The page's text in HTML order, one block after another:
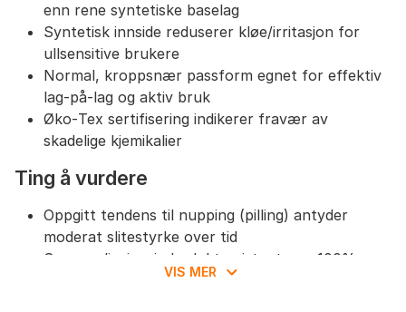
enn rene syntetiske baselag
Syntetisk innside reduserer kløe/irritasjon for
ullsensitive brukere
Normal, kroppsnær passform egnet for effektiv
lag‑på‑lag og aktiv bruk
Øko‑Tex sertifisering indikerer fravær av
skadelige kjemikalier
Ting å vurdere
Oppgitt tendens til nupping (pilling) antyder
moderat slitestyrke over tid
Sannsynligvis mindre luktresistent enn 100%
merino over flere dagers bruk
VIS MER